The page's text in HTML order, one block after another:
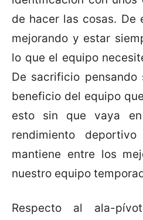
de hacer las cosas. De
mejorando y estar
lo que el equipo
De sacrificio pensando
beneficio del equipo
esto sin que vaya
rendimiento
mantiene entre los
nuestro equipo
Respecto al ala-